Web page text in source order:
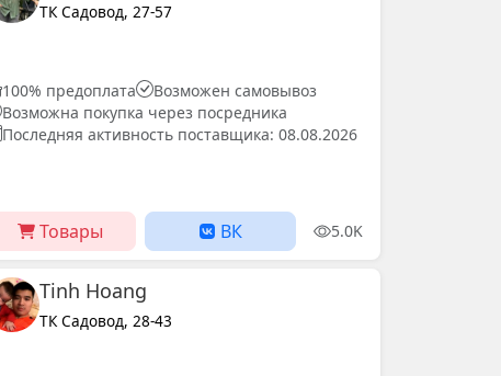
ТК Садовод, 27-57
100% предоплата
Возможен самовывоз
Возможна покупка через посредника
Последняя активность поставщика: 08.08.2026
Товары ВК 5.0K
Tinh Hoang
ТК Садовод, 28-43